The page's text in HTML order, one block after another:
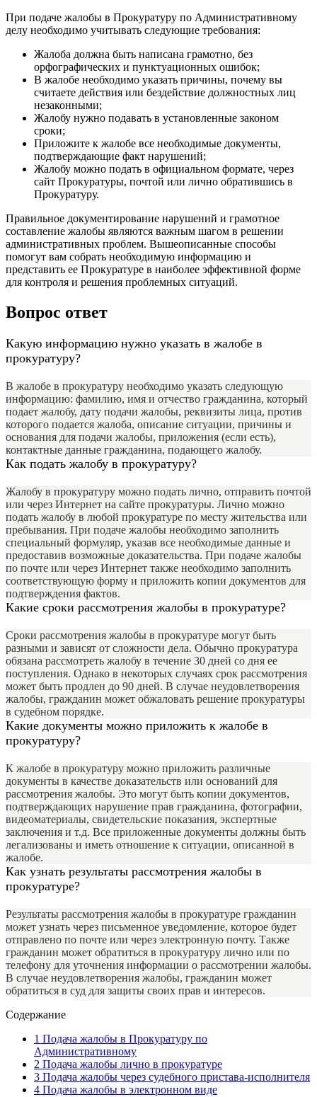
При подаче жалобы в Прокуратуру по Административному
делу необходимо учитывать следующие требования:
Жалоба должна быть написана грамотно, без
орфографических и пунктуационных ошибок;
В жалобе необходимо указать причины, почему вы
считаете действия или бездействие должностных лиц
незаконными;
Жалобу нужно подавать в установленные законом
сроки;
Приложите к жалобе все необходимые документы,
подтверждающие факт нарушений;
Жалобу можно подать в официальном формате, через
сайт Прокуратуры, почтой или лично обратившись в
Прокуратуру.
Правильное документирование нарушений и грамотное
составление жалобы являются важным шагом в решении
административных проблем. Вышеописанные способы
помогут вам собрать необходимую информацию и
представить ее Прокуратуре в наиболее эффективной форме
для контроля и решения проблемных ситуаций.
Вопрос ответ
Какую информацию нужно указать в жалобе в
прокуратуру?
В жалобе в прокуратуру необходимо указать следующую
информацию: фамилию, имя и отчество гражданина, который
подает жалобу, дату подачи жалобы, реквизиты лица, против
которого подается жалоба, описание ситуации, причины и
основания для подачи жалобы, приложения (если есть),
контактные данные гражданина, подающего жалобу.
Как подать жалобу в прокуратуру?
Жалобу в прокуратуру можно подать лично, отправить почтой
или через Интернет на сайте прокуратуры. Лично можно
подать жалобу в любой прокуратуре по месту жительства или
пребывания. При подаче жалобы необходимо заполнить
специальный формуляр, указав все необходимые данные и
предоставив возможные доказательства. При подаче жалобы
по почте или через Интернет также необходимо заполнить
соответствующую форму и приложить копии документов для
подтверждения фактов.
Какие сроки рассмотрения жалобы в прокуратуре?
Сроки рассмотрения жалобы в прокуратуре могут быть
разными и зависят от сложности дела. Обычно прокуратура
обязана рассмотреть жалобу в течение 30 дней со дня ее
поступления. Однако в некоторых случаях срок рассмотрения
может быть продлен до 90 дней. В случае неудовлетворения
жалобы, гражданин может обжаловать решение прокуратуры
в судебном порядке.
Какие документы можно приложить к жалобе в
прокуратуру?
К жалобе в прокуратуру можно приложить различные
документы в качестве доказательств или оснований для
рассмотрения жалобы. Это могут быть копии документов,
подтверждающих нарушение прав гражданина, фотографии,
видеоматериалы, свидетельские показания, экспертные
заключения и т.д. Все приложенные документы должны быть
легализованы и иметь отношение к ситуации, описанной в
жалобе.
Как узнать результаты рассмотрения жалобы в
прокуратуре?
Результаты рассмотрения жалобы в прокуратуре гражданин
может узнать через письменное уведомление, которое будет
отправлено по почте или через электронную почту. Также
гражданин может обратиться в прокуратуру лично или по
телефону для уточнения информации о рассмотрении жалобы.
В случае неудовлетворения жалобы, гражданин может
обратиться в суд для защиты своих прав и интересов.
Содержание
1 Подача жалобы в Прокуратуру по
Административному
2 Подача жалобы лично в прокуратуре
3 Подача жалобы через судебного пристава-исполнителя
4 Подача жалобы в электронном виде